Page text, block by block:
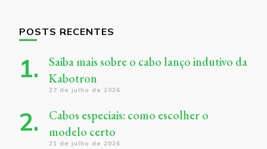
POSTS RECENTES
Saiba mais sobre o cabo lanço indutivo da
Kabotron
27 de julho de 2026
Cabos especiais: como escolher o
modelo certo
21 de julho de 2026